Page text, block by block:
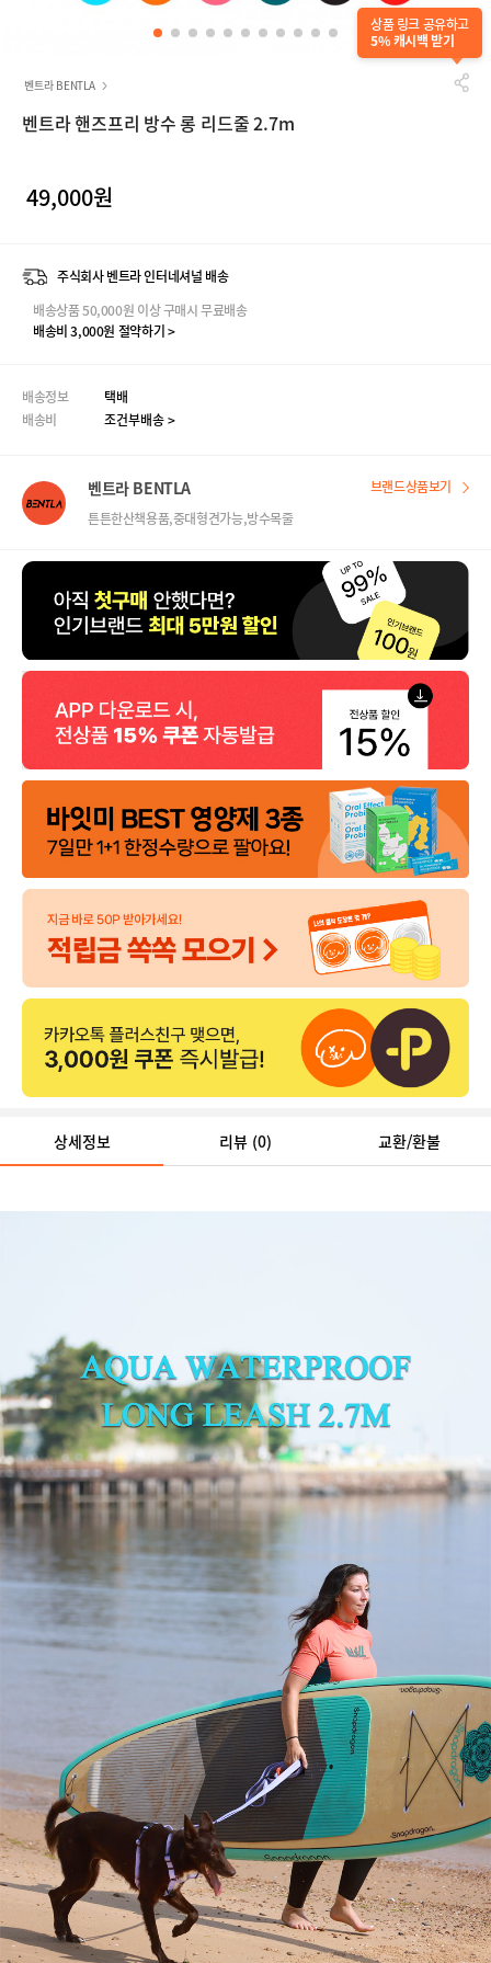
상품 링크 공유하고
5% 캐시백 받기
벤트라 BENTLA
벤트라 핸즈프리 방수 롱 리드줄 2.7m
49,000원
주식회사 벤트라 인터네셔널 배송
배송상품 50,000원 이상 구매시 무료배송
배송비 3,000원 절약하기 >
배송정보
택배
배송비
조건부배송 >
벤트라 BENTLA
튼튼한산책용품,중대형견가능,방수목줄
브랜드상품보기
상세정보 리뷰 (0) 교환/환불